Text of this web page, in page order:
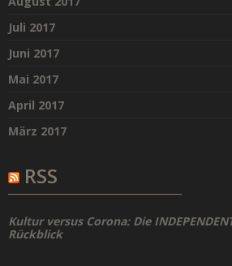
Juli 2017
Juni 2017
Mai 2017
April 2017
März 2017
RSS
Kultur versus Corona: Die
Rückblick